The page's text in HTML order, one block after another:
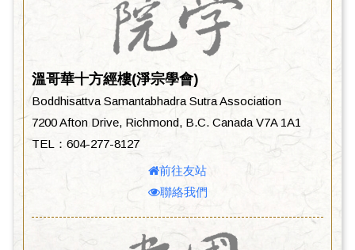
溫哥華十方經樓(淨宗學會)
Boddhisattva Samantabhadra Sutra Association
7200 Afton Drive, Richmond, B.C. Canada V7A 1A1
TEL：604-277-8127
前往友站
聯絡我們